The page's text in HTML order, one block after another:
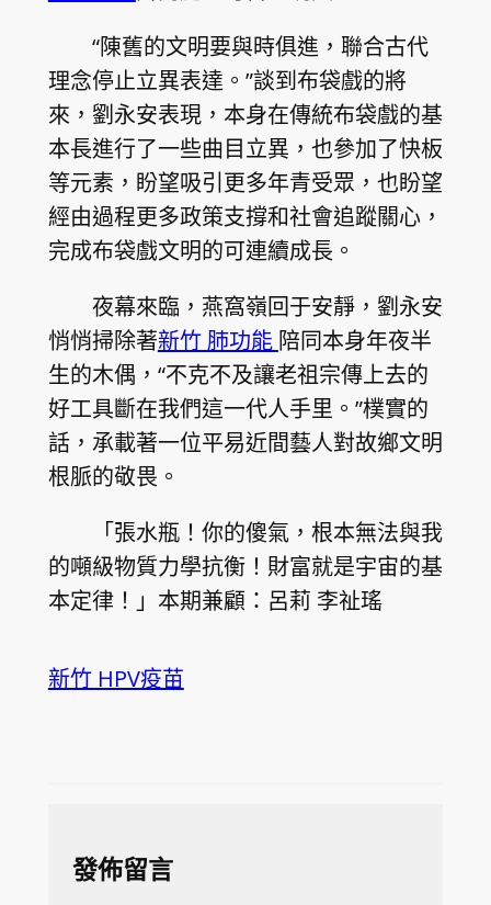
“陳舊的文明要與時俱進，聯合古代
理念停止立異表達。”談到布袋戲的將
來，劉永安表現，本身在傳統布袋戲的基
本長進行了一些曲目立異，也參加了快板
等元素，盼望吸引更多年青受眾，也盼望
經由過程更多政策支撐和社會追蹤關心，
完成布袋戲文明的可連續成長。
夜幕來臨，燕窩嶺回于安靜，劉永安
悄悄掃除著新竹 肺功能 陪同本身年夜半
生的木偶，“不克不及讓老祖宗傳上去的
好工具斷在我們這一代人手里。”樸實的
話，承載著一位平易近間藝人對故鄉文明
根脈的敬畏。
「張水瓶！你的傻氣，根本無法與我
的噸級物質力學抗衡！財富就是宇宙的基
本定律！」本期兼顧：呂莉 李祉瑤
新竹 HPV疫苗
發佈留言